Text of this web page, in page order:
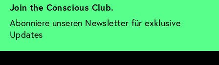
Join the Conscious Club.
Abonniere unseren Newsletter für exklusive
Updates